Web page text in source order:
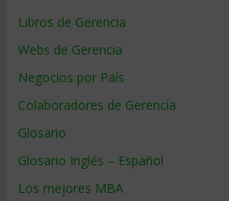
Libros de Gerencia
Webs de Gerencia
Negocios por País
Colaboradores de Gerencia
Glosario
Glosario Inglés – Español
Los mejores MBA